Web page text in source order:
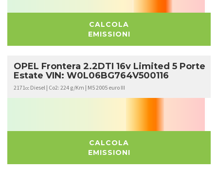
CALCOLA
EMISSIONI
OPEL Frontera 2.2DTI 16v Limited 5 Porte
Estate VIN: W0L06BG764V500116
2171cc Diesel | Co2: 224 g/Km | M5 2005 euro III
CALCOLA
EMISSIONI